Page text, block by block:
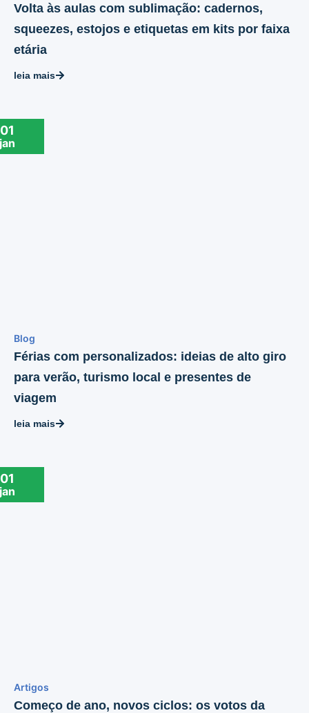
Volta às aulas com sublimação: cadernos,
squeezes, estojos e etiquetas em kits por faixa
etária
leia mais
01
jan
Blog
Férias com personalizados: ideias de alto giro
para verão, turismo local e presentes de
viagem
leia mais
01
jan
Artigos
Começo de ano, novos ciclos: os votos da